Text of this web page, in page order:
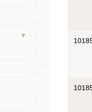
▼